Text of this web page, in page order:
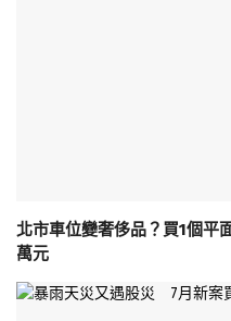
北市車位變奢侈品？買1個
萬元